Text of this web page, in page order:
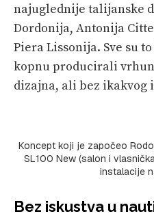
najuglednije talijanske
Dordonija, Antonija
Piera Lissonija. Sve su
kopnu producirali
dizajna, ali bez ikakvog
Koncept koji je započeo
SL100 New (salon i
instalacije
Bez iskustva u